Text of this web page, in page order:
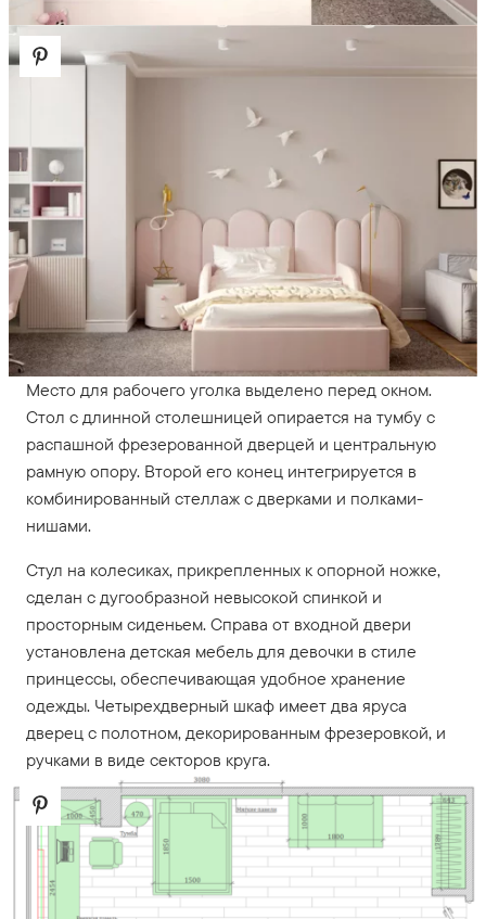
Место для рабочего уголка выделено перед окном.
Стол с длинной столешницей опирается на тумбу с
распашной фрезерованной дверцей и центральную
рамную опору. Второй его конец интегрируется в
комбинированный стеллаж с дверками и полками-
нишами.
Стул на колесиках, прикрепленных к опорной ножке,
сделан с дугообразной невысокой спинкой и
просторным сиденьем. Справа от входной двери
установлена детская мебель для девочки в стиле
принцессы, обеспечивающая удобное хранение
одежды. Четырехдверный шкаф имеет два яруса
дверец с полотном, декорированным фрезеровкой, и
ручками в виде секторов круга.